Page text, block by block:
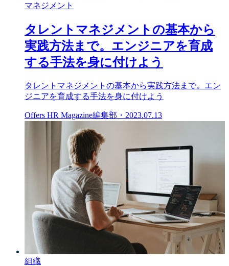
マネジメント
タレントマネジメントの基本から
実践方法まで。エンジニアを育成
する手法を身に付けよう
タレントマネジメントの基本から実践方法まで。エン
ジニアを育成する手法を身に付けよう
Offers HR Magazine編集部 ・ 2023.07.13
組織